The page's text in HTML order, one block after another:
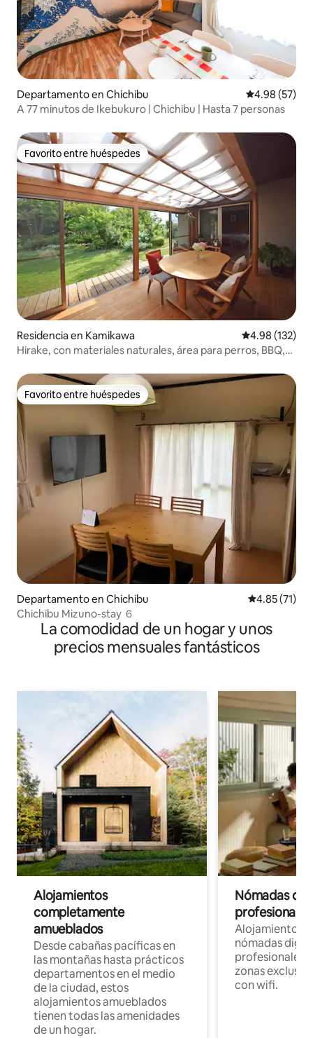
Departamento en Chichibu Calificación
4.98 (57)
A 77 minutos de Ikebukuro | Chichibu | Hasta 7 personas
Favorito entre huéspedes
Favorito entre huéspedes
Residencia en Kamikawa Calificación
4.98 (132)
Hirake, con materiales naturales, área para perros, BBQ,
estadía prolongada
Favorito entre huéspedes
Favorito entre huéspedes
Departamento en Chichibu Calificación
4.85 (71)
Chichibu Mizuno-stay ６
La comodidad de un hogar y unos
precios mensuales fantásticos
Alojamientos
completamente
amueblados
Desde cabañas pacíficas en
las montañas hasta prácticos
departamentos en el medio
de la ciudad, estos
alojamientos amueblados
tienen todas las amenidades
de un hogar.
Nómadas
Alojamientos
nómadas
profesionales
zonas
con wifi.